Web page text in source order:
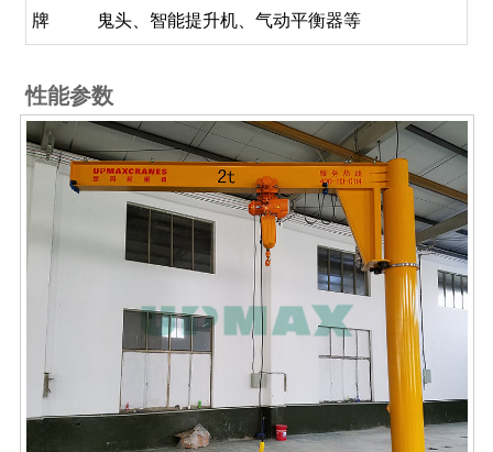
牌
鬼头、智能提升机、气动平衡器等
性能参数